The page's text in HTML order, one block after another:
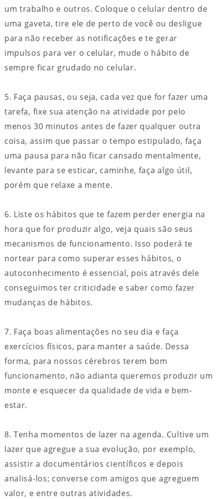
um trabalho e outros. Coloque o celular dentro de
uma gaveta, tire ele de perto de você ou desligue
para não receber as notificações e te gerar
impulsos para ver o celular, mude o hábito de
sempre ficar grudado no celular.
5. Faça pausas, ou seja, cada vez que for fazer uma
tarefa, fixe sua atenção na atividade por pelo
menos 30 minutos antes de fazer qualquer outra
coisa, assim que passar o tempo estipulado, faça
uma pausa para não ficar cansado mentalmente,
levante para se esticar, caminhe, faça algo útil,
porém que relaxe a mente.
6. Liste os hábitos que te fazem perder energia na
hora que for produzir algo, veja quais são seus
mecanismos de funcionamento. Isso poderá te
nortear para como superar esses hábitos, o
autoconhecimento é essencial, pois através dele
conseguimos ter criticidade e saber como fazer
mudanças de hábitos.
7. Faça boas alimentações no seu dia e faça
exercícios físicos, para manter a saúde. Dessa
forma, para nossos cérebros terem bom
funcionamento, não adianta queremos produzir um
monte e esquecer da qualidade de vida e bem-
estar.
8. Tenha momentos de lazer na agenda. Cultive um
lazer que agregue a sua evolução, por exemplo,
assistir a documentários científicos e depois
analisá-los; converse com amigos que agreguem
valor, e entre outras atividades.